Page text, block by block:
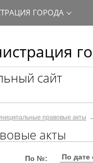
сайт
ГОРОДА
правовые акты
акты
По №: По дате